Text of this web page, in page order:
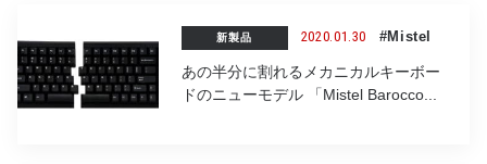
新製品 2020.01.30 #Mistel
あの半分に割れるメカニカルキーボー
ドのニューモデル 「Mistel Barocco...